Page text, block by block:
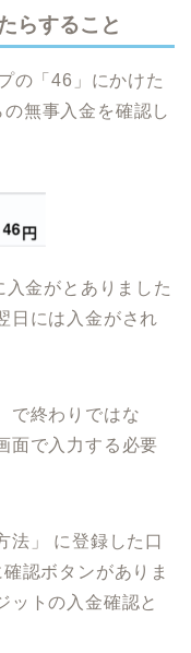
らすること
の「46」にかけた
無事入金を確認し
金がとありました
日には入金がされ
で終わりではな
面で入力する必要
法」 に登録した口
認ボタンがありま
ットの入金確認と